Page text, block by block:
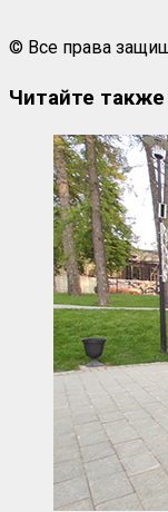
© Все права
Читайте также